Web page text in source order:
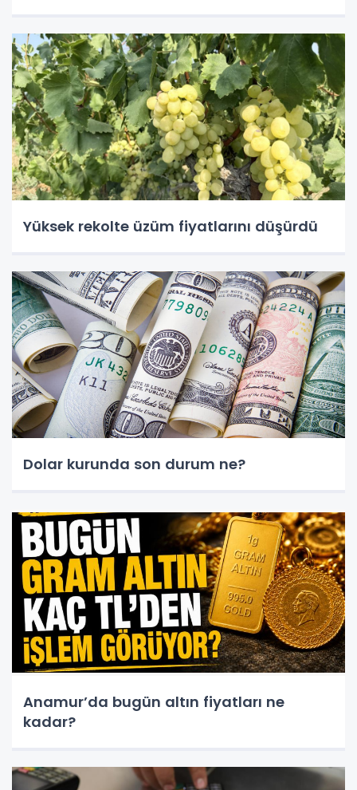
Yüksek rekolte üzüm fiyatlarını düşürdü
Dolar kurunda son durum ne?
Anamur’da bugün altın fiyatları ne
kadar?